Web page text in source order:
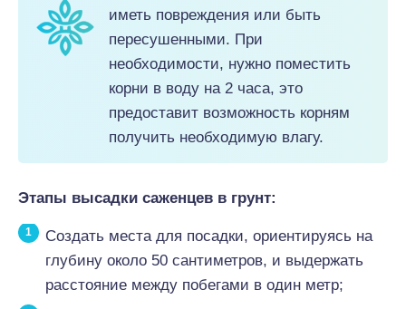
иметь повреждения или быть
пересушенными. При
необходимости, нужно поместить
корни в воду на 2 часа, это
предоставит возможность корням
получить необходимую влагу.
Этапы высадки саженцев в грунт:
Создать места для посадки, ориентируясь на
глубину около 50 сантиметров, и выдержать
расстояние между побегами в один метр;